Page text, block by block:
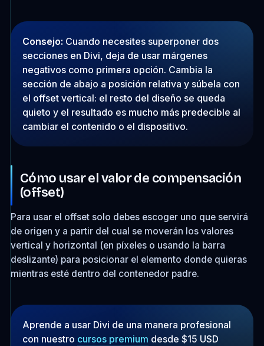
Consejo: Cuando necesites superponer dos
secciones en Divi, deja de usar márgenes
negativos como primera opción. Cambia la
sección de abajo a posición relativa y súbela con
el offset vertical: el resto del diseño se queda
quieto y el resultado es mucho más predecible al
cambiar el contenido o el dispositivo.
Cómo usar el valor de compensación
(offset)
Para usar el offset solo debes escoger uno que servirá
de origen y a partir del cual se moverán los valores
vertical y horizontal (en píxeles o usando la barra
deslizante) para posicionar el elemento donde quieras
mientras esté dentro del contenedor padre.
Aprende a usar Divi de una manera profesional
con nuestro cursos premium desde $15 USD